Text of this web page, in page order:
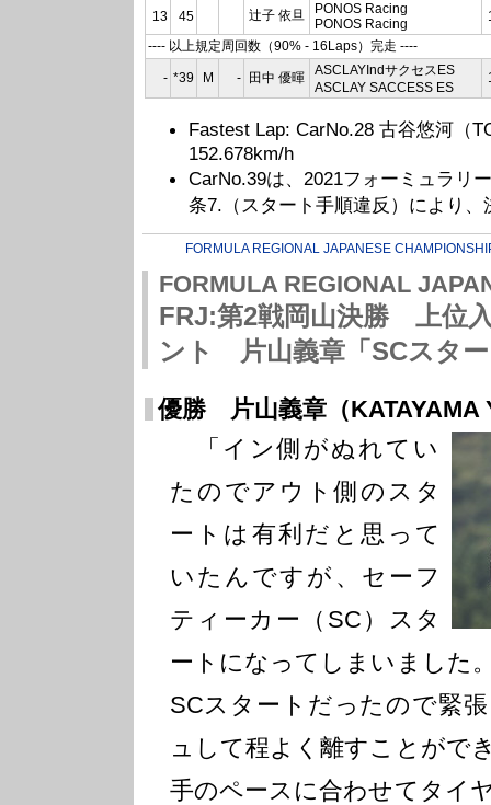
13 45 辻子 依旦
PONOS Racing
PONOS Racing
---- 以上規定周回数（90% - 16Laps）完走 ----
- *39 M - 田中 優暉
ASCLAYIndサクセスES
ASCLAY SACCESS ES
Fastest Lap: CarNo.28 古谷悠河（
152.678km/h
CarNo.39は、2021フォーミュラリ
条7.（スタート手順違反）により
FORMULA REGIONAL JAPANESE
FORMULA REGIONAL
FRJ:第2戦岡山決勝 上位
ント 片山義章「SCスタ
優勝 片山義章（KATAYAMA
「イン側がぬれてい
たのでアウト側のスタ
ートは有利だと思って
いたんですが、セーフ
ティーカー（SC）スタ
ートになってしまいました
SCスタートだったので緊
ュして程よく離すことがで
手のペースに合わせてタイ